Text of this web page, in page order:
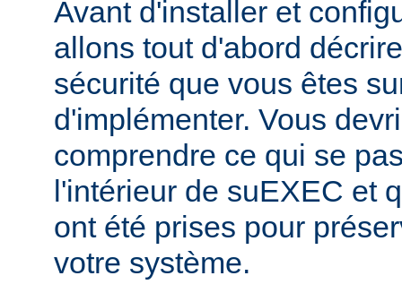
Avant d'installer et
allons tout d'abord
sécurité que vous êtes
d'implémenter. Vous
comprendre ce qui se
l'intérieur de suEXEC et
ont été prises pour
votre système.